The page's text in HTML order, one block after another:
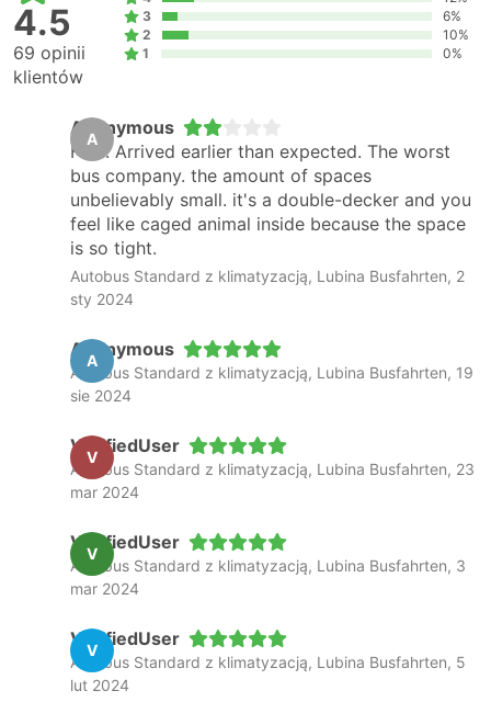
A
Anonymous
Fast. Arrived earlier than expected. The worst
bus company. the amount of spaces
unbelievably small. it's a double-decker and you
feel like caged animal inside because the space
is so tight.
Autobus Standard z klimatyzacją, Lubina Busfahrten, 2
sty 2024
A
Anonymous
Autobus Standard z klimatyzacją, Lubina Busfahrten, 19
sie 2024
V
VerifiedUser
Autobus Standard z klimatyzacją, Lubina Busfahrten, 23
mar 2024
V
VerifiedUser
Autobus Standard z klimatyzacją, Lubina Busfahrten, 3
mar 2024
V
VerifiedUser
Autobus Standard z klimatyzacją, Lubina Busfahrten, 5
lut 2024
4.5
69 opinii
klientów
3
6%
2
10%
1
0%